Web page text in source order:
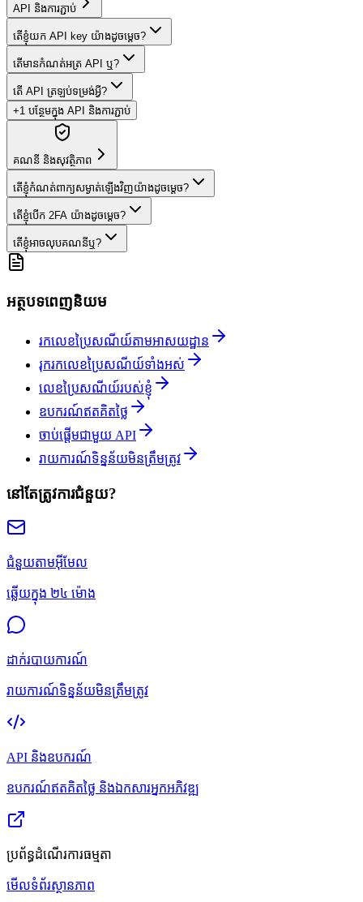
API និងការភ្ជាប់
តើខ្ញុំយក API key យ៉ាងដូចម្តេច?
តើមានកំណត់អត្រ API ឬ?
តើ API ត្រឡប់ទម្រង់អ្វី?
+1 បន្ថែមក្នុង API និងការភ្ជាប់
គណនី និងសុវត្ថិភាព
តើខ្ញុំកំណត់ពាក្យសម្ងាត់ឡើងវិញយ៉ាងដូចម្តេច?
តើខ្ញុំបើក 2FA យ៉ាងដូចម្តេច?
តើខ្ញុំអាចលុបគណនីឬ?
អត្ថបទពេញនិយម
រកលេខប្រៃសណីយ៍តាមអាសយដ្ឋាន
រុករកលេខប្រៃសណីយ៍ទាំងអស់
លេខប្រៃសណីយ៍របស់ខ្ញុំ
ឧបករណ៍ឥតគិតថ្លៃ
ចាប់ផ្តើមជាមួយ API
រាយការណ៍ទិន្នន័យមិនត្រឹមត្រូវ
នៅតែត្រូវការជំនួយ?
ជំនួយតាមអ៊ីមែល
ឆ្លើយក្នុង ២៤ ម៉ោង
ដាក់របាយការណ៍
រាយការណ៍ទិន្នន័យមិនត្រឹមត្រូវ
API និងឧបករណ៍
ឧបករណ៍ឥតគិតថ្លៃ និងឯកសារអ្នកអភិវឌ្ឍ
ប្រព័ន្ធដំណើរការធម្មតា
មើលទំព័រស្ថានភាព